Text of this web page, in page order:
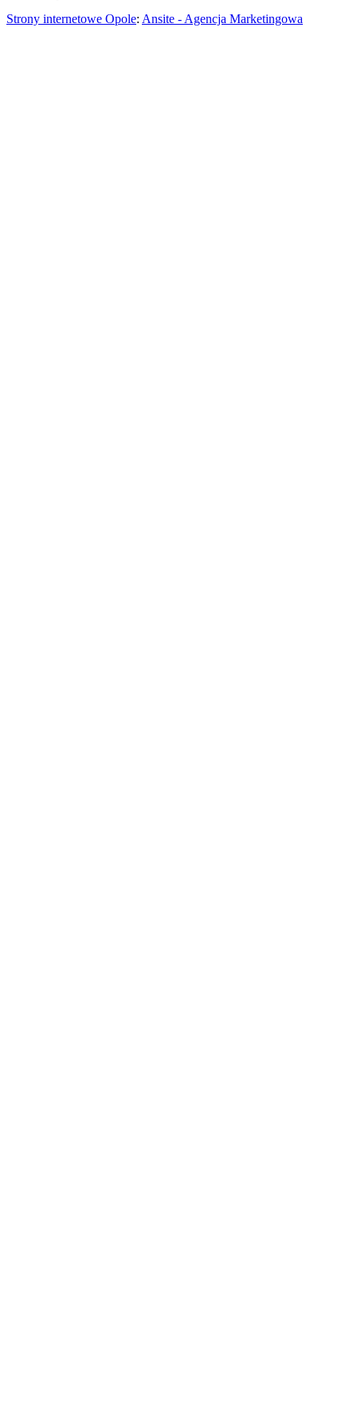
Strony internetowe Opole: Ansite - Agencja Marketingowa